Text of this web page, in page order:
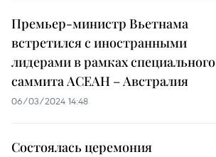
Премьер-министр Вьетнама
встретился с иностранными
лидерами в рамках специального
саммита АСЕАН – Австралия
06/03/2024 14:48
Состоялась церемония